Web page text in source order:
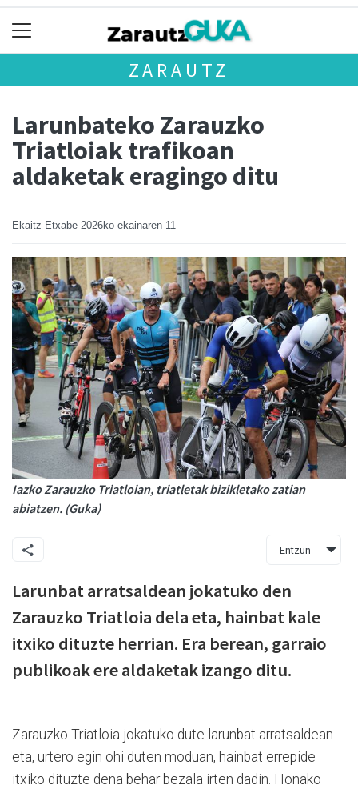
ZARAUTZ
Larunbateko Zarauzko
Triatloiak trafikoan
aldaketak eragingo ditu
Ekaitz Etxabe 2026ko ekainaren 11
Iazko Zarauzko Triatloian, triatletak bizikletako zatian
abiatzen. (Guka)
Entzun
Larunbat arratsaldean jokatuko den
Zarauzko Triatloia dela eta, hainbat kale
itxiko dituzte herrian. Era berean, garraio
publikoak ere aldaketak izango ditu.
Zarauzko Triatloia jokatuko dute larunbat arratsaldean
eta, urtero egin ohi duten moduan, hainbat errepide
itxiko dituzte dena behar bezala irten dadin. Honako